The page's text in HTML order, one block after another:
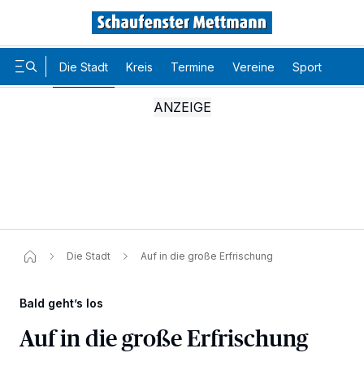
Die Stadt Kreis Termine Vereine Sport
Die Stadt Auf in die große Erfrischung
Bald geht’s los
Auf in die große Erfrischung